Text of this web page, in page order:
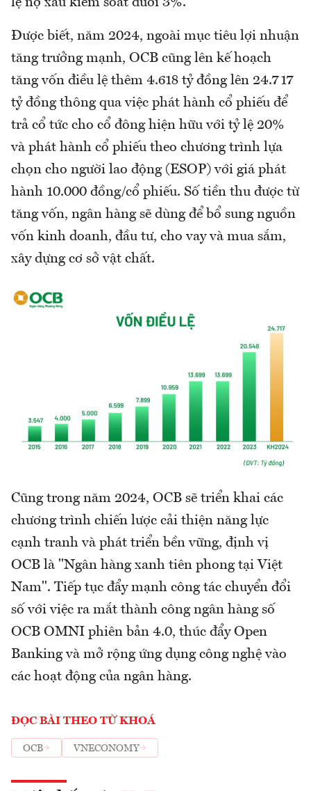
lệ nợ xấu kiểm soát dưới 3%.
Được biết, năm 2024, ngoài mục tiêu lợi nhuận
tăng trưởng mạnh, OCB cũng lên kế hoạch
tăng vốn điều lệ thêm 4.618 tỷ đồng lên 24.717
tỷ đồng thông qua việc phát hành cổ phiếu để
trả cổ tức cho cổ đông hiện hữu với tỷ lệ 20%
và phát hành cổ phiếu theo chương trình lựa
chọn cho người lao động (ESOP) với giá phát
hành 10.000 đồng/cổ phiếu. Số tiền thu được từ
tăng vốn, ngân hàng sẽ dùng để bổ sung nguồn
vốn kinh doanh, đầu tư, cho vay và mua sắm,
xây dựng cơ sở vật chất.
Cũng trong năm 2024, OCB sẽ triển khai các
chương trình chiến lược cải thiện năng lực
cạnh tranh và phát triển bền vững, định vị
OCB là "Ngân hàng xanh tiên phong tại Việt
Nam". Tiếp tục đẩy mạnh công tác chuyển đổi
số với việc ra mắt thành công ngân hàng số
OCB OMNI phiên bản 4.0, thúc đẩy Open
Banking và mở rộng ứng dụng công nghệ vào
các hoạt động của ngân hàng.
ĐỌC BÀI THEO TỪ KHOÁ
OCB VNECONOMY